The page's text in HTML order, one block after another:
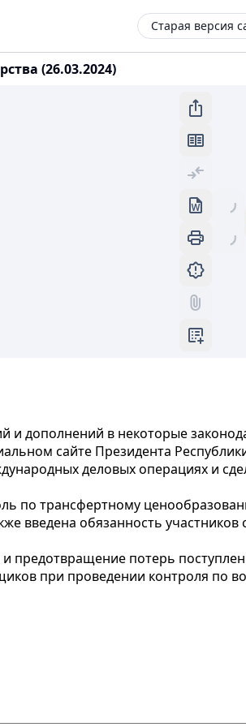
Старая версия
(26.03.2024)
и дополнений в некоторые
сайте Президента
деловых операциях и
по трансфертному
введена обязанность
потерь
при проведении контроля по